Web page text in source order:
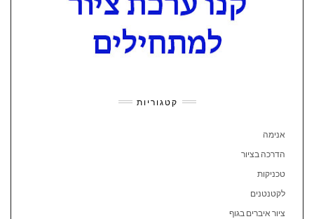
קטגוריות
אנימה
הדרכה בציור
טכניקות
לקטנטנים
ציור איברים בגוף